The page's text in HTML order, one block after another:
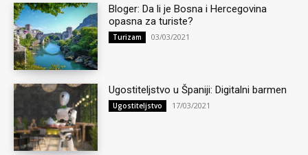
Bloger: Da li je Bosna i Hercegovina
opasna za turiste?
Turizam 03/03/2021
Ugostiteljstvo u Španiji: Digitalni barmen
Ugostiteljstvo 17/03/2021